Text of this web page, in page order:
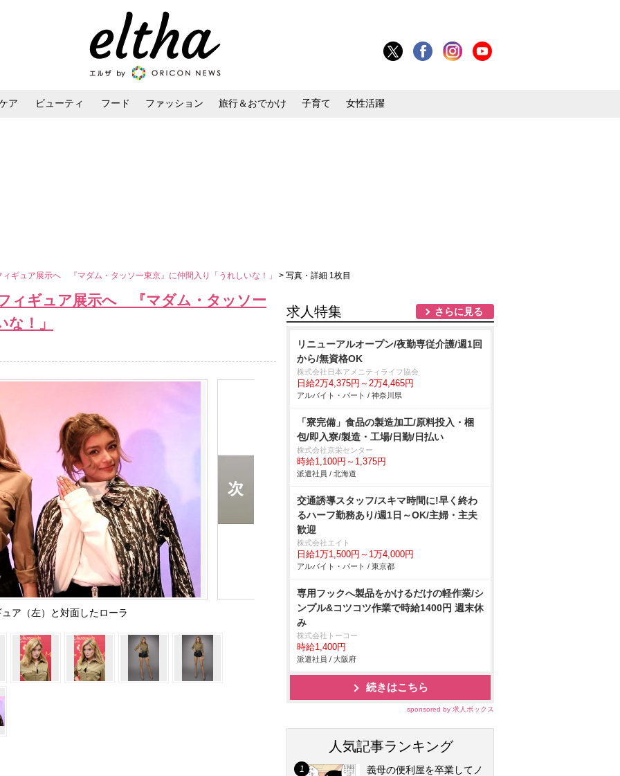
ア ビューティ フード ファッション 旅行＆おでかけ 子育て 女性活躍
ギュア展示へ 『マダム・タッソー東京』に仲間入り「うれしいな！」 > 写真・詳細 1枚目
ィギュア展示へ 『マダム・タッソー
！」
ア（左）と対面したローラ
求人特集 さらに見る
リニューアルオープン/夜勤専従介護/週1回
から/無資格OK
株式会社日本アメニティライフ協会
日給2万4,375円～2万4,465円
アルバイト・パート / 神奈川県
「寮完備」食品の製造加工/原料投入・梱
包/即入寮/製造・工場/日勤/日払い
株式会社京栄センター
時給1,100円～1,375円
派遣社員 / 北海道
交通誘導スタッフ/スキマ時間に!早く終わ
るハーフ勤務あり/週1日～OK/主婦・主夫
歓迎
株式会社エイト
日給1万1,500円～1万4,000円
アルバイト・パート / 東京都
専用フックへ製品をかけるだけの軽作業/シ
ンプル&コツコツ作業で時給1400円 週末休
み
株式会社トーコー
時給1,400円
派遣社員 / 大阪府
続きはこちら
sponsored by 求人ボックス
人気記事ランキング
義母の便利屋を卒業してノ